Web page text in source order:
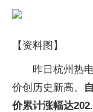
【资料图】
昨日杭州热
价创历史新高。
价累计涨幅达